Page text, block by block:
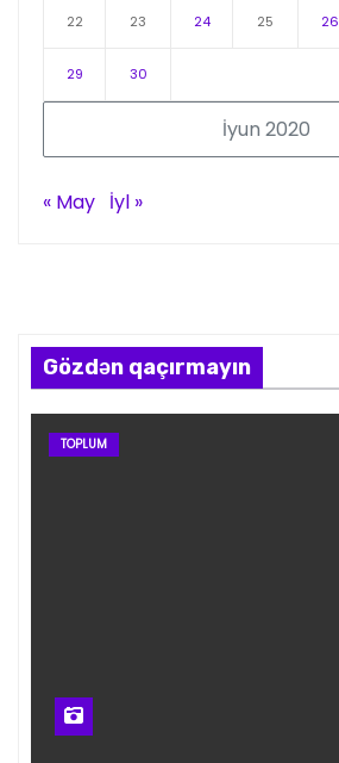
İyun 2020
22 23 24 25 26
29 30
« May İyl »
Gözdən qaçırmayın
TOPLUM